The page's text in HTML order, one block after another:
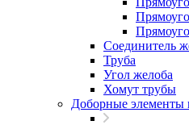
Соединитель
Труба
Угол желоба
Хомут трубы
Доборные элементы